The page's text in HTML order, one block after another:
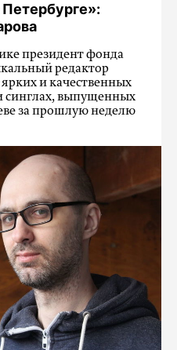
президент фонда
редактор
и качественных
синглах, выпущенных
за прошлую неделю